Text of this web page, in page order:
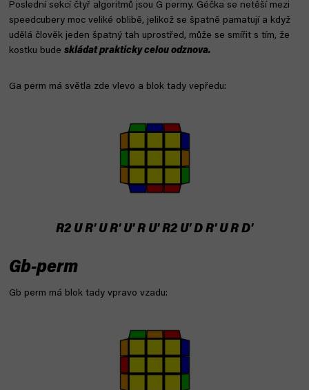
Poslední sekcí čtyř algoritmů jsou G permy. Géčka se netěší mezi
speedcubery moc veliké oblibě, jelikož se špatně pamatují a když
udělá člověk jeden špatný tah uprostřed, může se smířit s tím, že
kostku bude skládat prakticky celou odznova.
Ga perm má světla zde vlevo a blok tady vepředu:
R2 U R' U R' U' R U' R2 U' D R' U R D'
Gb-perm
Gb perm má blok tady vpravo vzadu: